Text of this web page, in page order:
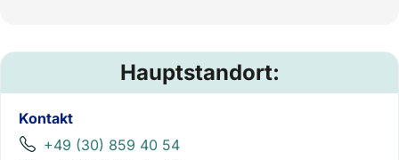
Hauptstandort:
Kontakt
+49 (30) 859 40 54